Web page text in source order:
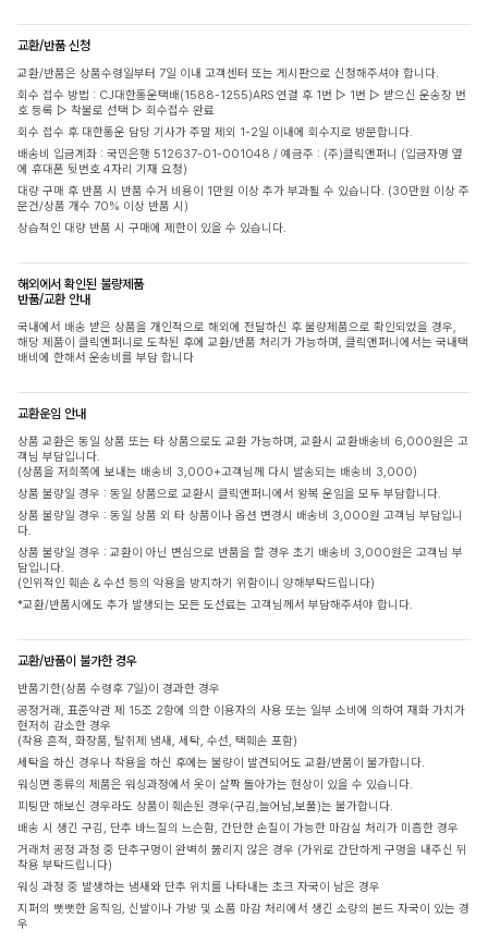
교환/반품 신청
교환/반품은 상품수령일부터 7일 이내 고객센터 또는 게시판으로 신청해주셔야 합니다.
회수 접수 방법 : CJ대한통운택배(1588-1255)ARS 연결 후 1번 ▷ 1번 ▷ 받으신 운송장 번
호 등록 ▷ 착불로 선택 ▷ 회수접수 완료
회수 접수 후 대한통운 담당 기사가 주말 제외 1-2일 이내에 회수지로 방문합니다.
배송비 입금계좌 : 국민은행 512637-01-001048 / 예금주 : (주)클릭앤퍼니 (입금자명 옆
에 휴대폰 뒷번호 4자리 기재 요청)
대량 구매 후 반품 시 반품 수거 비용이 1만원 이상 추가 부과될 수 있습니다. (30만원 이상 주
문건/상품 개수 70% 이상 반품 시)
상습적인 대량 반품 시 구매에 제한이 있을 수 있습니다.
해외에서 확인된 불량제품
반품/교환 안내
국내에서 배송 받은 상품을 개인적으로 해외에 전달하신 후 불량제품으로 확인되었을 경우,
해당 제품이 클릭앤퍼니로 도착된 후에 교환/반품 처리가 가능하며, 클릭앤퍼니에서는 국내택
배비에 한해서 운송비를 부담 합니다
교환운임 안내
상품 교환은 동일 상품 또는 타 상품으로도 교환 가능하며, 교환시 교환배송비 6,000원은 고
객님 부담입니다.
(상품을 저희쪽에 보내는 배송비 3,000+고객님께 다시 발송되는 배송비 3,000)
상품 불량일 경우 : 동일 상품으로 교환시 클릭앤퍼니에서 왕복 운임을 모두 부담합니다.
상품 불량일 경우 : 동일 상품 외 타 상품이나 옵션 변경시 배송비 3,000원 고객님 부담입니
다.
상품 불량일 경우 : 교환이 아닌 변심으로 반품을 할 경우 초기 배송비 3,000원은 고객님 부
담입니다.
(인위적인 훼손 & 수선 등의 악용을 방지하기 위함이니 양해부탁드립니다)
*교환/반품시에도 추가 발생되는 모든 도선료는 고객님께서 부담해주셔야 합니다.
교환/반품이 불가한 경우
반품기한(상품 수령후 7일)이 경과한 경우
공정거래, 표준약관 제 15조 2항에 의한 이용자의 사용 또는 일부 소비에 의하여 재화 가치가
현저히 감소한 경우
(착용 흔적, 화장품, 탈취제 냄새, 세탁, 수선, 택훼손 포함)
세탁을 하신 경우나 착용을 하신 후에는 불량이 발견되어도 교환/반품이 불가합니다.
워싱면 종류의 제품은 워싱과정에서 옷이 살짝 돌아가는 현상이 있을 수 있습니다.
피팅만 해보신 경우라도 상품이 훼손된 경우(구김,늘어남,보풀)는 불가합니다.
배송 시 생긴 구김, 단추 바느질의 느슨함, 간단한 손질이 가능한 마감실 처리가 미흡한 경우
거래처 공정 과정 중 단추구멍이 완벽히 뚫리지 않은 경우 (가위로 간단하게 구멍을 내주신 뒤
착용 부탁드립니다)
워싱 과정 중 발생하는 냄새와 단추 위치를 나타내는 초크 자국이 남은 경우
지퍼의 뻣뻣한 움직임, 신발이나 가방 및 소품 마감 처리에서 생긴 소량의 본드 자국이 있는 경
우